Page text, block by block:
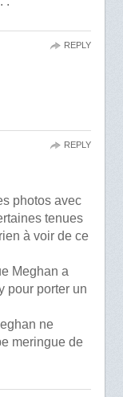
REPLY
photos avec
tenues
à voir de ce
Meghan a
pour porter un
ne
meringue de
REPLY